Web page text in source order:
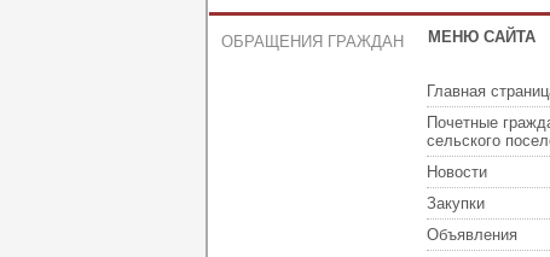
ОБРАЩЕНИЯ ГРАЖДАН МЕНЮ САЙТА
Главная
Почетные
сельского
Новости
Закупки
Объявления